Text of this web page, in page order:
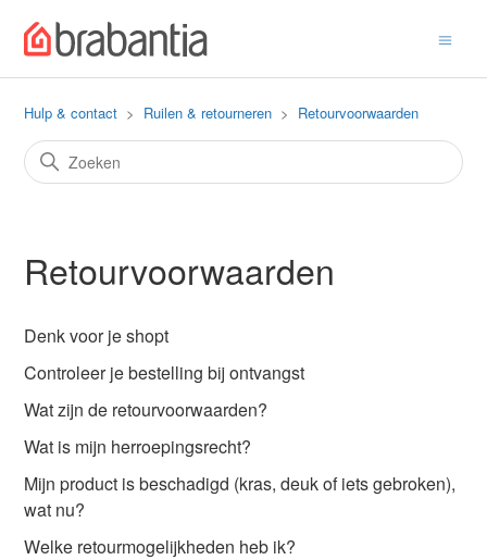
Hulp & contact Ruilen & retourneren Retourvoorwaarden
Retourvoorwaarden
Denk voor je shopt
Controleer je bestelling bij ontvangst
Wat zijn de retourvoorwaarden?
Wat is mijn herroepingsrecht?
Mijn product is beschadigd (kras, deuk of iets gebroken),
wat nu?
Welke retourmogelijkheden heb ik?